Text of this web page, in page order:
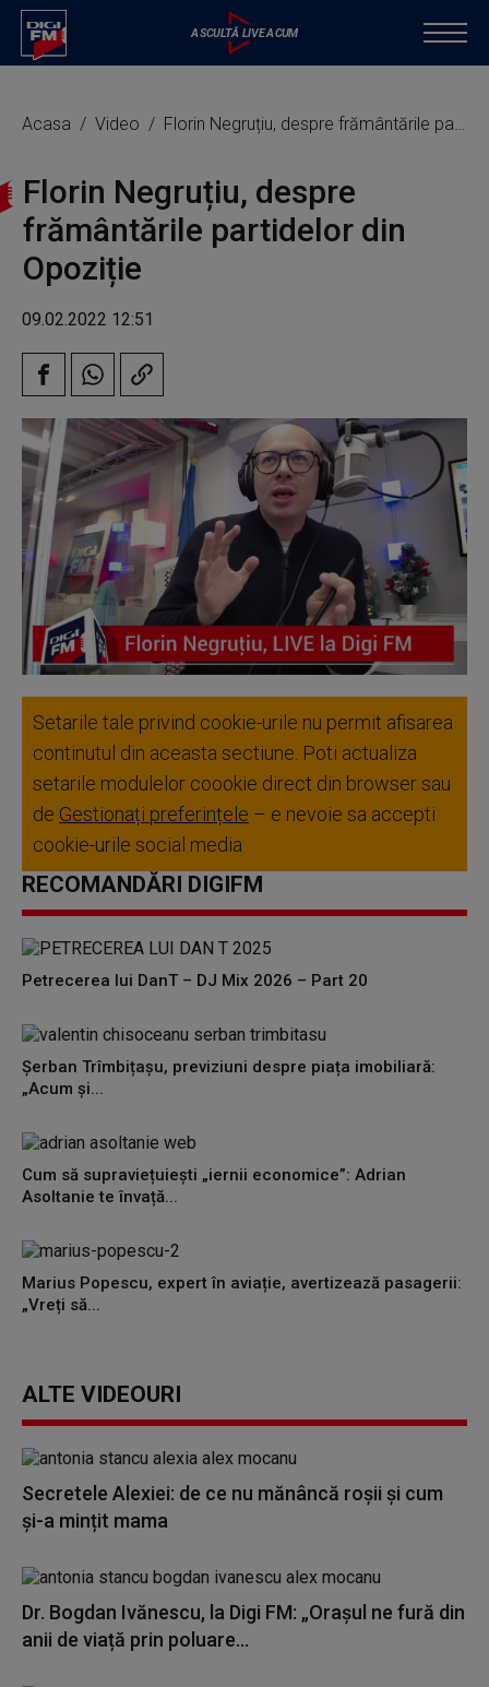
Acasa Video Florin Negruțiu, despre frământările partidelor din Opoziție
Florin Negruțiu, despre
frământările partidelor din
Opoziție
09.02.2022 12:51
Setarile tale privind cookie-urile nu permit afisarea
continutul din aceasta sectiune. Poti actualiza
setarile modulelor coookie direct din browser sau
de Gestionați preferințele – e nevoie sa accepti
cookie-urile social media
RECOMANDĂRI DIGIFM
Petrecerea lui DanT – DJ Mix 2026 – Part 20
Șerban Trîmbițașu, previziuni despre piața imobiliară:
„Acum și...
Cum să supraviețuiești „iernii economice”: Adrian
Asoltanie te învață...
Marius Popescu, expert în aviație, avertizează pasagerii:
„Vreți să...
ALTE VIDEOURI
Secretele Alexiei: de ce nu mănâncă roșii și cum
și-a mințit mama
Dr. Bogdan Ivănescu, la Digi FM: „Orașul ne fură din
anii de viață prin poluare...